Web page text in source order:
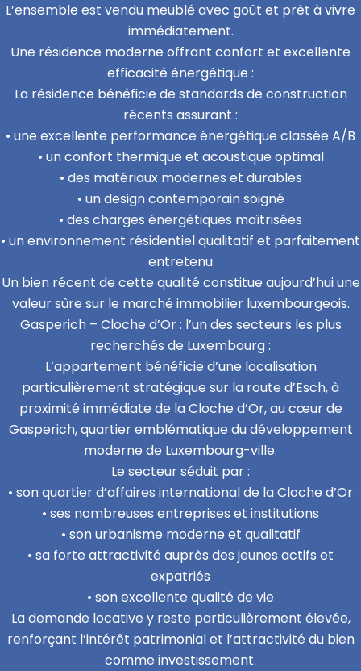
L’ensemble est vendu meublé avec goût et prêt à vivre
immédiatement.
Une résidence moderne offrant confort et excellente
efficacité énergétique :
La résidence bénéficie de standards de construction
récents assurant :
• une excellente performance énergétique classée A/B
• un confort thermique et acoustique optimal
• des matériaux modernes et durables
• un design contemporain soigné
• des charges énergétiques maîtrisées
• un environnement résidentiel qualitatif et parfaitement
entretenu
Un bien récent de cette qualité constitue aujourd’hui une
valeur sûre sur le marché immobilier luxembourgeois.
Gasperich – Cloche d’Or : l’un des secteurs les plus
recherchés de Luxembourg :
L’appartement bénéficie d’une localisation
particulièrement stratégique sur la route d’Esch, à
proximité immédiate de la Cloche d’Or, au cœur de
Gasperich, quartier emblématique du développement
moderne de Luxembourg-ville.
Le secteur séduit par :
• son quartier d’affaires international de la Cloche d’Or
• ses nombreuses entreprises et institutions
• son urbanisme moderne et qualitatif
• sa forte attractivité auprès des jeunes actifs et
expatriés
• son excellente qualité de vie
La demande locative y reste particulièrement élevée,
renforçant l’intérêt patrimonial et l’attractivité du bien
comme investissement.